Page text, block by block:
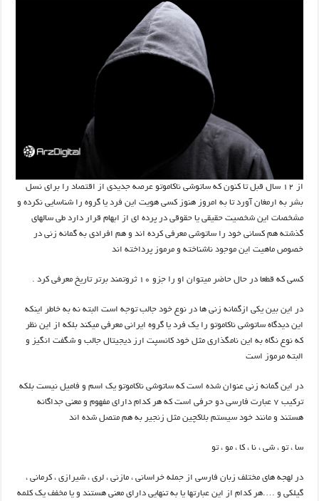
از ۱۲ سال قبل تا کنون که ساتوشی ناکاموتو عرصه جدیدی از اقتصاد را برای نسل
بشر به ارمغان آورد تا به امروز هنوز کسی هویت این فرد یا گروه را شناسایی نکرده و
مشخصات این شخصیت حقیقی یا حقوقی در پرده ای از ابهام قرار دارد طی سالهای
گذشته هم کسانی خود را ساتوشی معرفی کرده اند و هم افرادی به گمانه زنی در
خصوص ماهیت این موجود ناشناخته و مرموز پرداخته اند
کسی که قطعا در حال حاضر میتوان او را جزو ۱۰ ثروتمند برتر تاریخ معرفی کرد .
در این بین یکی ازگمانه زنی ها در نوع خود جالب توجه است البته نه به خاطر اینکه
این دیدگاه ساتوشی ناکاموتو را یک فرد یا گروه ایرانی معرفی میکند بلکه از این نظر
که نوع نگاه به این نامگذاری مثل خود کانسپت ارز دیجیتال جالب و شگفت انگیز و
البته مرموز است
در این گمانه زنی عنوان شده است که ساتوشی ناکاموتو یک اسم و فامیل نیست بلکه
ترکیب ۷ عبارت فارسی دو حرفی است که هر کدام دارای مفهوم و معنی جداگانه
هستند و مانند خود سیستم بلاکچین مثل زنجیر به هم متصل شده اند
سا ، تو ، شی ، نا ، کا ، مو ، تو
در لهجه های مختلف زبان فارسی از جمله خراسانی ، مازنی ، لری ، شیرازی ، کرمانی ،
گیلکی و ….هر کدام از این عبارتها یا به تنهایی دارای معنی هستند و یا مخفف یک کلمه